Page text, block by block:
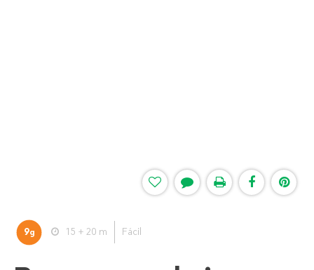
9g 15 + 20 m Fácil